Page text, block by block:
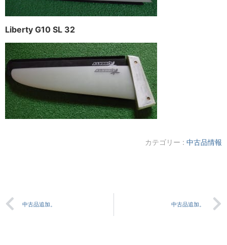
Liberty G10 SL 32
カテゴリー : 中古品情報
中古品追加。 中古品追加。